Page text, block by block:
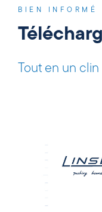
BIEN INFORMÉ
Tout en un